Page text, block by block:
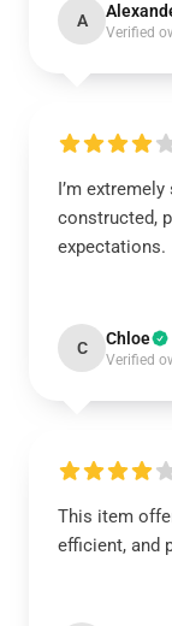
A
Verified
I’m
constructed,
expectations.
C Chloe
Verified
This item
efficient, and